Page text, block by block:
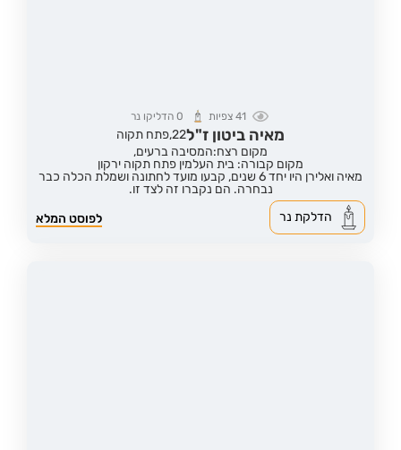
41 צפיות 0הדליקו נר
מאיה ביטון ז"ל22,פתח תקוה
מקום רצח:המסיבה ברעים,
מקום קבורה: בית העלמין פתח תקוה ירקון
מאיה ואלירן היו יחד 6 שנים, קבעו מועד לחתונה ושמלת הכלה כבר
נבחרה. הם נקברו זה לצד זו.
לפוסט המלא
הדלקת נר